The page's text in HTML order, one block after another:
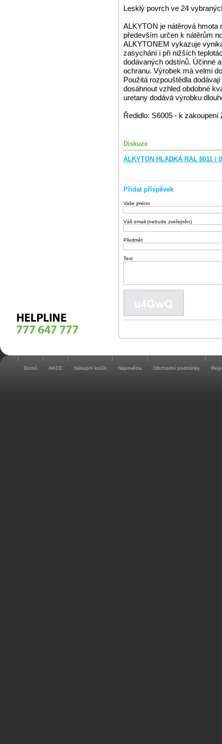
Lesklý povrch ve 24
ALKYTON je nátěrová
především určen k nátěrům
ALKYTONEM vykazuje
zasychání i při nižších
dodávaných odstínů. Účinné
ochranu. Výrobek má velmi
Použitá rozpouštědla
dosáhnout vzhled obdobné
uretany dodává výrobku
Ředidlo: S6005 - k zakoupení
Diskuze
ALKYTON HLADKÁ RAL 8011 /
Přidat příspěvek
Vaše jméno
Váš email (nebude zveřejněn)
Předmět
Text
Domů AKCE Nákupní košík Nápověda Obchodní podmínky